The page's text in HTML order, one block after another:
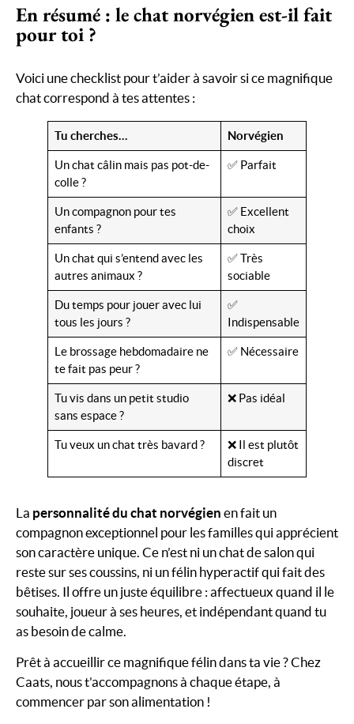
En résumé : le chat norvégien est-il fait
pour toi ?
Voici une checklist pour t’aider à savoir si ce magnifique
chat correspond à tes attentes :
Tu cherches… Norvégien
Un chat câlin mais pas pot-de-
colle ?
✅ Parfait
Un compagnon pour tes
enfants ?
✅ Excellent
choix
Un chat qui s’entend avec les
autres animaux ?
✅ Très
sociable
Du temps pour jouer avec lui
tous les jours ?
✅
Indispensable
Le brossage hebdomadaire ne
te fait pas peur ?
✅ Nécessaire
Tu vis dans un petit studio
sans espace ?
❌ Pas idéal
Tu veux un chat très bavard ?
❌ Il est plutôt
discret
La personnalité du chat norvégien en fait un
compagnon exceptionnel pour les familles qui apprécient
son caractère unique. Ce n’est ni un chat de salon qui
reste sur ses coussins, ni un félin hyperactif qui fait des
bêtises. Il offre un juste équilibre : affectueux quand il le
souhaite, joueur à ses heures, et indépendant quand tu
as besoin de calme.
Prêt à accueillir ce magnifique félin dans ta vie ? Chez
Caats, nous t’accompagnons à chaque étape, à
commencer par son alimentation !